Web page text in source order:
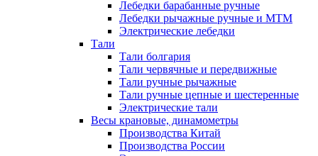
Лебедки барабанные ручные
Лебедки рычажные ручные и МТМ
Электрические лебедки
Тали
Тали болгария
Тали червячные и передвижные
Тали ручные рычажные
Тали ручные цепные и шестеренные
Электрические тали
Весы крановые, динамометры
Производства Китай
Производства России